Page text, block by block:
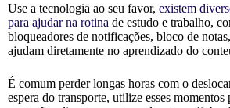
Use a tecnologia ao seu favor, existem
para ajudar na rotina de estudo e trabalho,
bloqueadores de notificações, bloco de
ajudam diretamente no aprendizado do
É comum perder longas horas com o
espera do transporte, utilize esses momentos